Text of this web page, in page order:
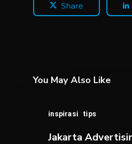
Share
You May Also Like
inspirasi tips
Advertising
PowerJakarta